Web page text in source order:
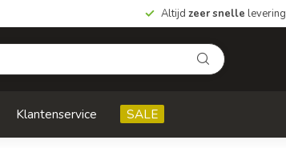
Altijd zeer snelle levering
Klantenservice SALE